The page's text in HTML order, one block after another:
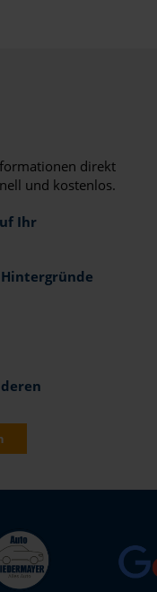
direkt
und kostenlos.
Ihr